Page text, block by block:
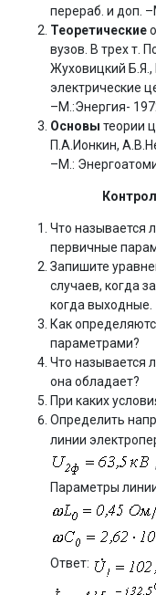
перераб. и доп.
Теоретические
вузов. В трех т.
Жуховицкий
электрические
–М.:Энергия-
Основы теории
П.А.Ионкин,
–М.:
Что называется
первичные
Запишите
случаев, когда
когда выходные.
Как
параметрами?
Что называется
она обладает?
При каких
Определить
линии
,
Параметры
Ответ: